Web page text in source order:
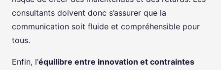
consultants doivent donc s’assurer que la
communication soit fluide et compréhensible pour
tous.
Enfin, l’équilibre entre innovation et contraintes